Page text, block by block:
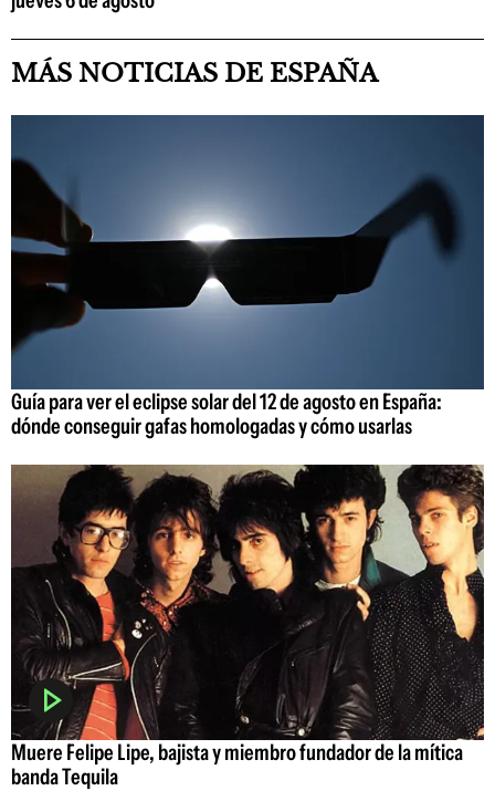
MÁS NOTICIAS DE ESPAÑA
Guía para ver el eclipse solar del 12 de agosto en España:
dónde conseguir gafas homologadas y cómo usarlas
Muere Felipe Lipe, bajista y miembro fundador de la mítica
banda Tequila